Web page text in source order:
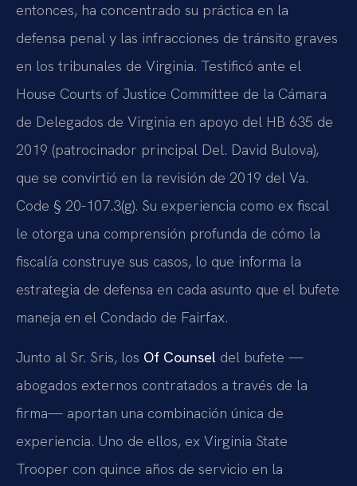
entonces, ha concentrado su práctica en la
defensa penal y las infracciones de tránsito graves
en los tribunales de Virginia. Testificó ante el
House Courts of Justice Committee de la Cámara
de Delegados de Virginia en apoyo del HB 635 de
2019 (patrocinador principal Del. David Bulova),
que se convirtió en la revisión de 2019 del Va.
Code § 20-107.3(g). Su experiencia como ex fiscal
le otorga una comprensión profunda de cómo la
fiscalía construye sus casos, lo que informa la
estrategia de defensa en cada asunto que el bufete
maneja en el Condado de Fairfax.
Junto al Sr. Sris, los Of Counsel del bufete —
abogados externos contratados a través de la
firma— aportan una combinación única de
experiencia. Uno de ellos, ex Virginia State
Trooper con quince años de servicio en la